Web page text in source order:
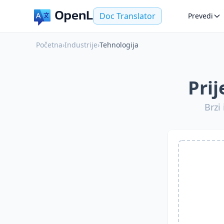
Doc Translator Prevedi
Početna›Industrije›Tehnologija